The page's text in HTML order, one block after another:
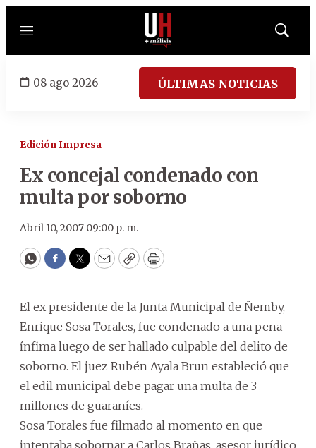
Menú
Mostrar
08 ago 2026 ÚLTIMAS NOTICIAS
Edición Impresa
Ex concejal condenado con
multa por soborno
Abril 10, 2007 09:00 p. m.
WhatsApp
Facebook
Twitter
EmailCopyPrint
El ex presidente de la Junta Municipal de Ñemby,
Enrique Sosa Torales, fue condenado a una pena
ínfima luego de ser hallado culpable del delito de
soborno. El juez Rubén Ayala Brun estableció que
el edil municipal debe pagar una multa de 3
millones de guaraníes.
Sosa Torales fue filmado al momento en que
intentaba sobornar a Carlos Brañas, asesor jurídico